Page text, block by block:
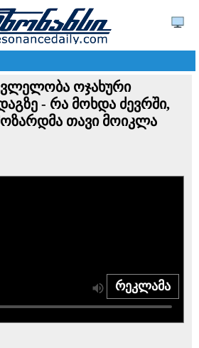
ოჯახური
- რა მოხდა ძევრში,
თავი მოიკლა
რეკლამა